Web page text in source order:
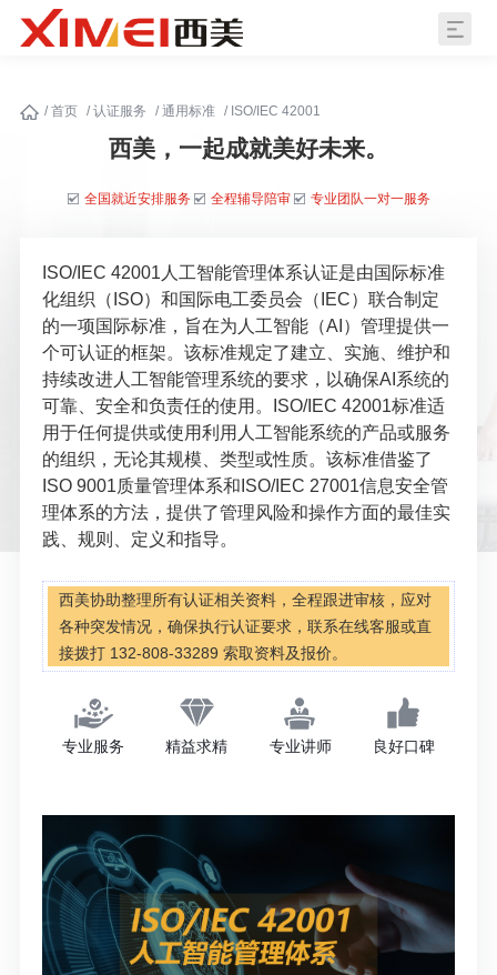
/首页 /认证服务 /通用标准 / ISO/IEC 42001
西美，一起成就美好未来。
全国就近安排服务 全程辅导陪审 专业团队一对一服务
ISO/IEC 42001人工智能管理体系认证是由国际标准
化组织（ISO）和国际电工委员会（IEC）联合制定
的一项国际标准，旨在为人工智能（AI）管理提供一
个可认证的框架。该标准规定了建立、实施、维护和
持续改进人工智能管理系统的要求，以确保AI系统的
可靠、安全和负责任的使用。ISO/IEC 42001标准适
用于任何提供或使用利用人工智能系统的产品或服务
的组织，无论其规模、类型或性质。该标准借鉴了
ISO 9001质量管理体系和ISO/IEC 27001信息安全管
理体系的方法，提供了管理风险和操作方面的最佳实
践、规则、定义和指导。
西美协助整理所有认证相关资料，全程跟进审核，应对
各种突发情况，确保执行认证要求，联系在线客服或直
接拨打 132-808-33289 索取资料及报价。
专业服务 精益求精 专业讲师 良好口碑